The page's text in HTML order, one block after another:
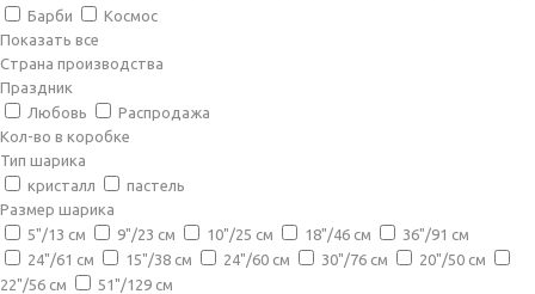
Барби
Космос
Показать все
Страна производства
Праздник
Любовь
Распродажа
Кол-во в коробке
Тип шарика
кристалл
пастель
Размер шарика
5"/13 см
9"/23 см 10"/25 см 18"/46 см
36"/91 см
24"/61 см
15"/38 см 24"/60 см 30"/76 см
20"/50 см
22"/56 см
51"/129 см